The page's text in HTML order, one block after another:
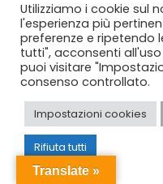
definizione di un piano
cambiamenti climatici,
definendone priorità,
a promuovere
intensiva che
idrico da fonti puntuali e
sostenendo invece
combinazione d’incentivi
Utilizziamo i cookie sul
l'esperienza più
preferenze e ripetendo
tutti", acconsenti all'uso
puoi visitare
consenso controllato.
Impostazioni cookies
Rifiuta tutti
Translate »